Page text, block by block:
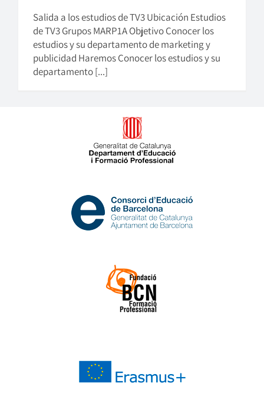
Salida a los estudios de TV3 Ubicación Estudios
de TV3 Grupos MARP1A Objetivo Conocer los
estudios y su departamento de marketing y
publicidad Haremos Conocer los estudios y su
departamento [...]